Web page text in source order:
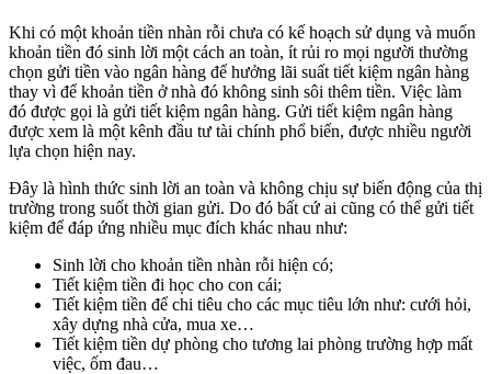
Khi có một khoản tiền nhàn rỗi chưa có kế hoạch sử dụng và muốn
khoản tiền đó sinh lời một cách an toàn, ít rủi ro mọi người thường
chọn gửi tiền vào ngân hàng để hưởng lãi suất tiết kiệm ngân hàng
thay vì để khoản tiền ở nhà đó không sinh sôi thêm tiền. Việc làm
đó được gọi là gửi tiết kiệm ngân hàng. Gửi tiết kiệm ngân hàng
được xem là một kênh đầu tư tài chính phổ biến, được nhiều người
lựa chọn hiện nay.
Đây là hình thức sinh lời an toàn và không chịu sự biến động của thị
trường trong suốt thời gian gửi. Do đó bất cứ ai cũng có thể gửi tiết
kiệm để đáp ứng nhiều mục đích khác nhau như:
Sinh lời cho khoản tiền nhàn rỗi hiện có;
Tiết kiệm tiền đi học cho con cái;
Tiết kiệm tiền để chi tiêu cho các mục tiêu lớn như: cưới hỏi,
xây dựng nhà cửa, mua xe…
Tiết kiệm tiền dự phòng cho tương lai phòng trường hợp mất
việc, ốm đau…